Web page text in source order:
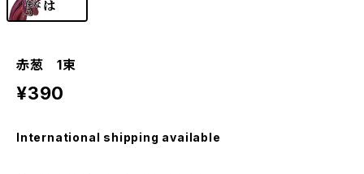
赤葱 1束
¥390
International shipping available